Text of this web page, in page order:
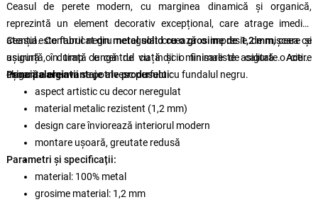
Ceasul de perete modern, cu marginea dinamică și organică,
reprezintă un element decorativ excepțional, care atrage imediat
atenția. Conturul negru neregulat creează o impresie de mișcare și
ușurință, în timp ce centrul cu indicii minimaliste asigură o citire
ușoară a orei.
Ceasul este fabricat dinmetal solid cu o grosime de 1,2 mm, ceea ce
asigură o durată lungă de viață și o finisare de calitate.Acele
eleganteargintiise potrivesc perfect cu fundalul negru.
Principalele avantaje ale produsului:
aspect artistic cu decor neregulat
material metalic rezistent (1,2 mm)
design care înviorează interiorul modern
montare ușoară, greutate redusă
Parametri și specificații:
material: 100% metal
grosime material: 1,2 mm